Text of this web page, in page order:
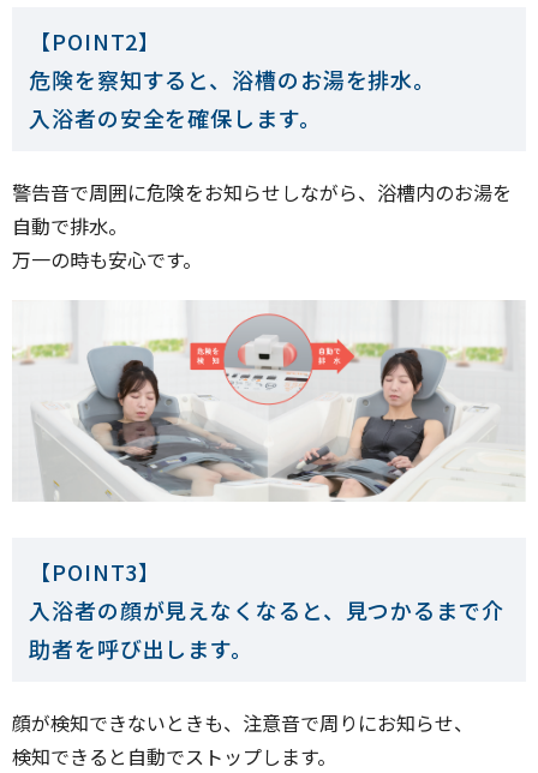
【POINT2】
危険を察知すると、浴槽のお湯を排水。
入浴者の安全を確保します。
警告音で周囲に危険をお知らせしながら、浴槽内のお湯を
自動で排水。
万一の時も安心です。
【POINT3】
入浴者の顔が見えなくなると、見つかるまで介
助者を呼び出します。
顔が検知できないときも、注意音で周りにお知らせ、
検知できると自動でストップします。